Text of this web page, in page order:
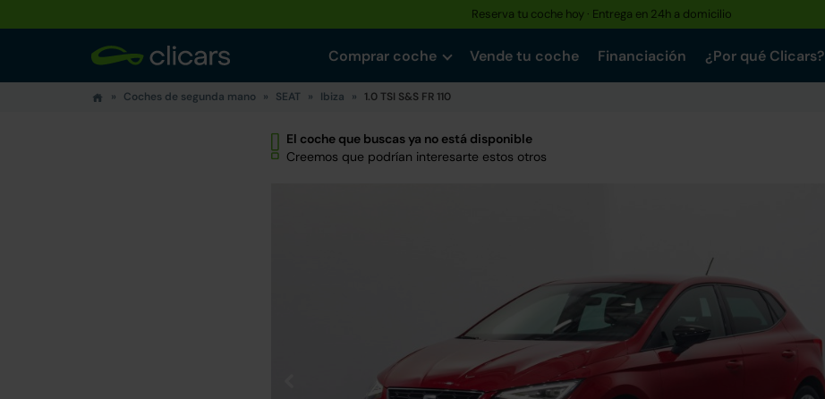
Reserva tu coche hoy · Entrega en 24h a domicilio
Comprar coche Vende tu coche Financiación ¿Por qué Clicars?
Coches de segunda mano SEAT Ibiza 1.0 TSI S&S FR 110
El coche que buscas ya no está disponible
Creemos que podrían interesarte estos otros